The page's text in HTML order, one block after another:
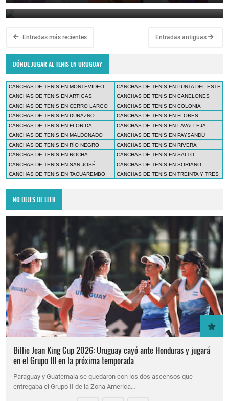
November 21, 2020
Entradas más recientes Entradas antiguas
DÓNDE JUGAR AL TENIS EN URUGUAY
CANCHAS DE TENIS EN MONTEVIDEO
CANCHAS DE TENIS EN PUNTA DEL ESTE
CANCHAS DE TENIS EN ARTIGAS
CANCHAS DE TENIS EN CANELONES
CANCHAS DE TENIS EN CERRO LARGO
CANCHAS DE TENIS EN COLONIA
CANCHAS DE TENIS EN DURAZNO
CANCHAS DE TENIS EN FLORES
CANCHAS DE TENIS EN FLORIDA
CANCHAS DE TENIS EN LAVALLEJA
CANCHAS DE TENIS EN MALDONADO
CANCHAS DE TENIS EN PAYSANDÚ
CANCHAS DE TENIS EN RÍO NEGRO
CANCHAS DE TENIS EN RIVERA
CANCHAS DE TENIS EN ROCHA
CANCHAS DE TENIS EN SALTO
CANCHAS DE TENIS EN SAN JOSÉ
CANCHAS DE TENIS EN SORIANO
CANCHAS DE TENIS EN TACUAREMBÓ
CANCHAS DE TENIS EN TREINTA Y TRES
NO DEJES DE LEER
Billie Jean King Cup 2026: Uruguay cayó ante Honduras y jugará
en el Grupo III en la próxima temporada
Paraguay y Guatemala se quedaron con los dos ascensos que
entregaba el Grupo II de la Zona America…